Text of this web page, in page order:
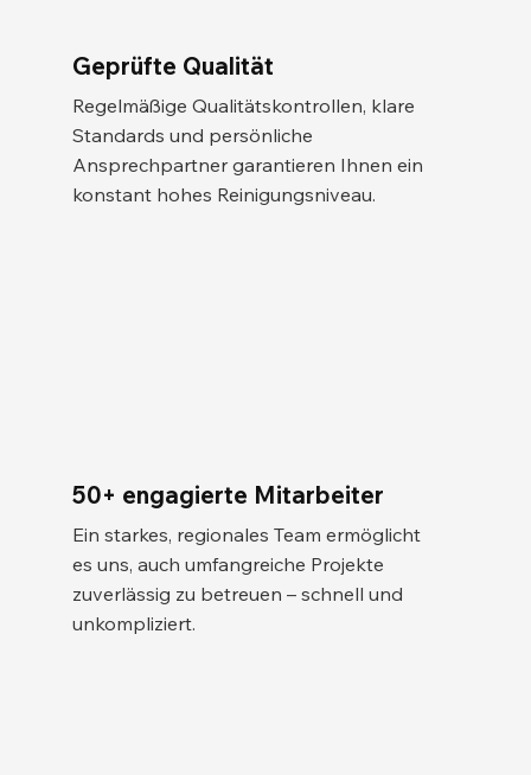
Geprüfte Qualität
Regelmäßige Qualitätskontrollen, klare
Standards und persönliche
Ansprechpartner garantieren Ihnen ein
konstant hohes Reinigungsniveau.
50+ engagierte Mitarbeiter
Ein starkes, regionales Team ermöglicht
es uns, auch umfangreiche Projekte
zuverlässig zu betreuen – schnell und
unkompliziert.